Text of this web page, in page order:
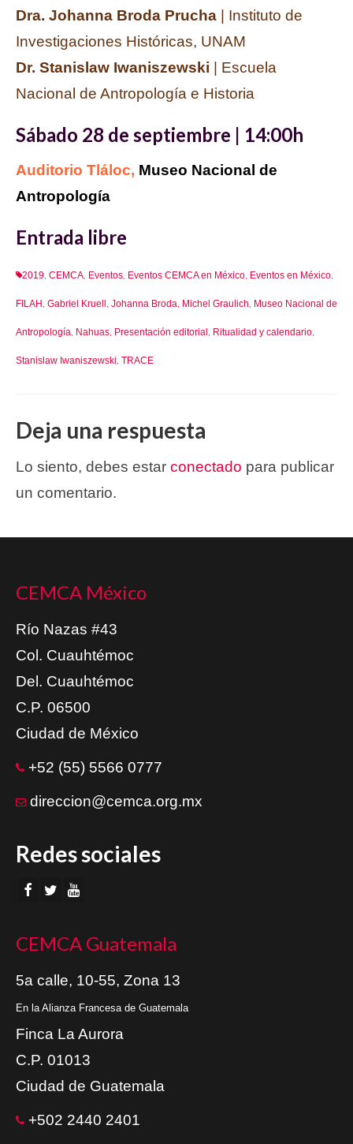
Dra. Johanna Broda Prucha | Instituto de
Investigaciones Históricas, UNAM
Dr. Stanislaw Iwaniszewski | Escuela
Nacional de Antropología e Historia
Sábado 28 de septiembre | 14:00h
Auditorio Tláloc, Museo Nacional de
Antropología
Entrada libre
2019 CEMCA Eventos Eventos CEMCA en México Eventos en México
FILAH Gabriel Kruell Johanna Broda Michel Graulich Museo Nacional de
Antropología Nahuas Presentación editorial Ritualidad y calendario
Stanislaw Iwaniszewski TRACE
Deja una respuesta
Lo siento, debes estar conectado para publicar
un comentario.
CEMCA México
Río Nazas #43
Col. Cuauhtémoc
Del. Cuauhtémoc
C.P. 06500
Ciudad de México
+52 (55) 5566 0777
direccion@cemca.org.mx
Redes sociales
CEMCA Guatemala
5a calle, 10-55, Zona 13
En la Alianza Francesa de Guatemala
Finca La Aurora
C.P. 01013
Ciudad de Guatemala
+502 2440 2401